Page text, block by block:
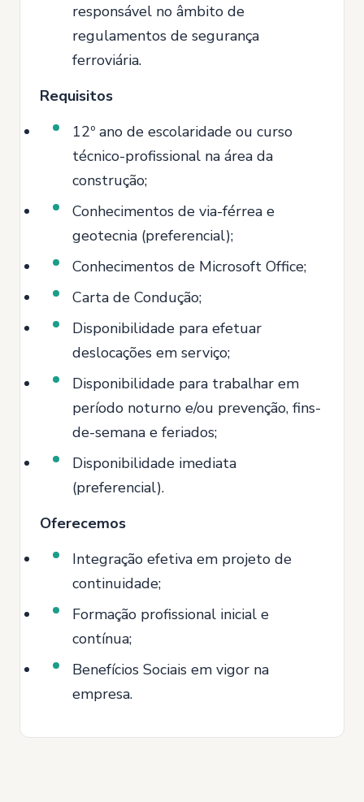
responsável no âmbito de
regulamentos de segurança
ferroviária.
Requisitos
12º ano de escolaridade ou curso
técnico-profissional na área da
construção;
Conhecimentos de via-férrea e
geotecnia (preferencial);
Conhecimentos de Microsoft Office;
Carta de Condução;
Disponibilidade para efetuar
deslocações em serviço;
Disponibilidade para trabalhar em
período noturno e/ou prevenção, fins-
de-semana e feriados;
Disponibilidade imediata
(preferencial).
Oferecemos
Integração efetiva em projeto de
continuidade;
Formação profissional inicial e
contínua;
Benefícios Sociais em vigor na
empresa.